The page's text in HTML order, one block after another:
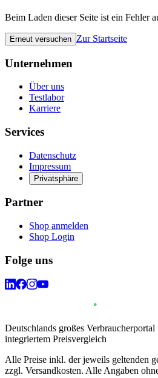
Beim Laden dieser Seite ist ein Fehler
Erneut versuchen Zur Startseite
Unternehmen
Über uns
Testlabor
Karriere
Services
Datenschutz
Impressum
Privatsphäre
Partner
Shop anmelden
Shop Login
Folge uns
Deutschlands großes
integriertem Preisvergleich
Alle Preise inkl. der jeweils geltenden
zzgl. Versandkosten. Alle Angaben